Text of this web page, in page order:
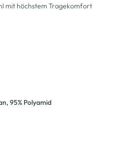
mit höchstem Tragekomfort
, 95% Polyamid